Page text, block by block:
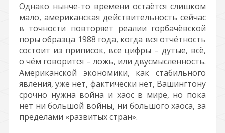
Однако нынче-то времени остаётся слишком
мало, американская действительность сейчас
в точности повторяет реалии горбачёвской
поры образца 1988 года, когда вся отчётность
состоит из приписок, все цифры – дутые, всё,
о чём говорится – ложь, или двусмысленность.
Американской экономики, как стабильного
явления, уже нет, фактически нет, Вашингтону
срочно нужна война и хаос в мире, но пока
нет ни большой войны, ни большого хаоса, за
пределами «развитых стран».